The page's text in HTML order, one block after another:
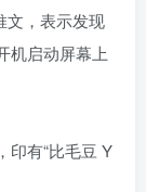
文，表示发现
机启动屏幕上
印有“比毛豆 Y